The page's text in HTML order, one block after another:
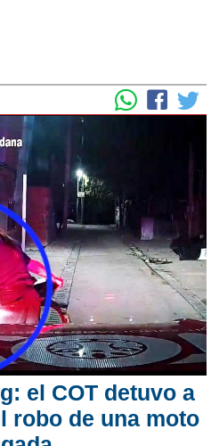
el COT detuvo a
robo de una moto